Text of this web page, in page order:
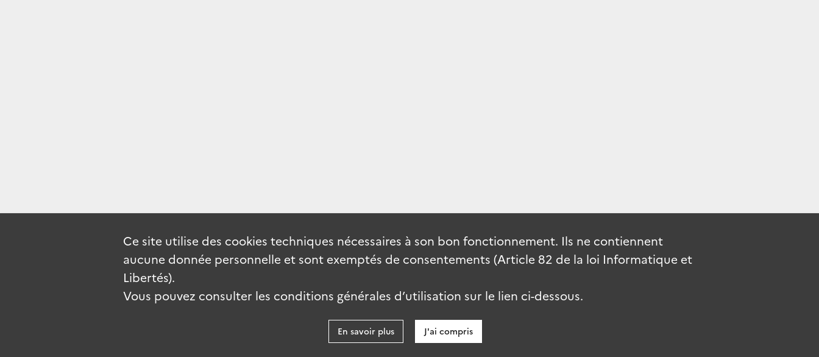
Ce site utilise des cookies techniques nécessaires à son bon fonctionnement. Ils ne contiennent
aucune donnée personnelle et sont exemptés de consentements (Article 82 de la loi Informatique et
Libertés).
Vous pouvez consulter les conditions générales d’utilisation sur le lien ci-dessous.
En savoir plus J'ai compris